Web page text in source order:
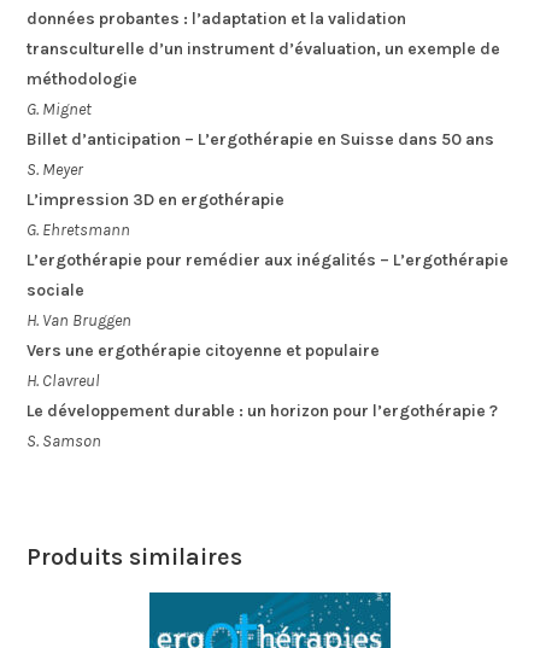
données probantes : l’adaptation et la validation
transculturelle d’un instrument d’évaluation, un exemple de
méthodologie
G. Mignet
Billet d’anticipation – L’ergothérapie en Suisse dans 50 ans
S. Meyer
L’impression 3D en ergothérapie
G. Ehretsmann
L’ergothérapie pour remédier aux inégalités – L’ergothérapie
sociale
H. Van Bruggen
Vers une ergothérapie citoyenne et populaire
H. Clavreul
Le développement durable : un horizon pour l’ergothérapie ?
S. Samson
Produits similaires